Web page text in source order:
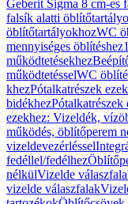
Geberit Sigma 8 cm-es
falsík alatti
öblítőtartályokhozWC
mennyiséges öblítéshez
működtetésekhez
működtetésselWC
khezPótalkatrészek
bidékhez
ezekhez: Vizeldék,
működés, öblítőperem
vizeldevezérléssel
fedéllel/fedélhez
nélkülVizelde
vizelde válaszfalak